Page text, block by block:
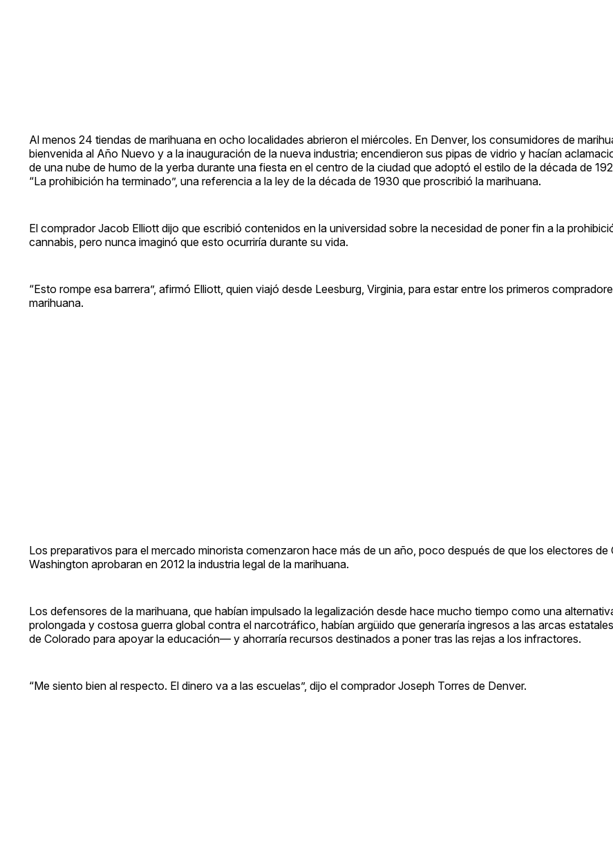
Al menos 24 tiendas de marihuana en ocho localidades abrieron el miércoles. En Denver, los consumidores de
bienvenida al Año Nuevo y a la inauguración de la nueva industria; encendieron sus pipas de vidrio y hacían
de una nube de humo de la yerba durante una fiesta en el centro de la ciudad que adoptó el estilo de la década de
“La prohibición ha terminado”, una referencia a la ley de la década de 1930 que proscribió la marihuana.
El comprador Jacob Elliott dijo que escribió contenidos en la universidad sobre la necesidad de poner fin a la
cannabis, pero nunca imaginó que esto ocurriría durante su vida.
“Esto rompe esa barrera”, afirmó Elliott, quien viajó desde Leesburg, Virginia, para estar entre los primeros
marihuana.
Los preparativos para el mercado minorista comenzaron hace más de un año, poco después de que los electores de
Washington aprobaran en 2012 la industria legal de la marihuana.
Los defensores de la marihuana, que habían impulsado la legalización desde hace mucho tiempo como una
prolongada y costosa guerra global contra el narcotráfico, habían argüido que generaría ingresos a las arcas
de Colorado para apoyar la educación— y ahorraría recursos destinados a poner tras las rejas a los infractores.
“Me siento bien al respecto. El dinero va a las escuelas”, dijo el comprador Joseph Torres de Denver.